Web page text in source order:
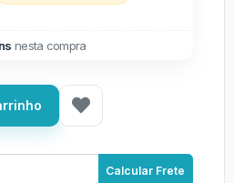
nesta compra
Calcular Frete